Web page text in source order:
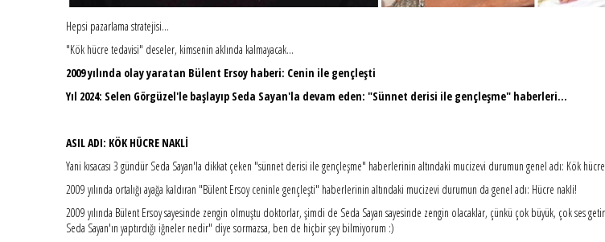
Hepsi pazarlama stratejisi...
"Kök hücre tedavisi" deseler, kimsenin aklında kalmayacak...
2009 yılında olay yaratan Bülent Ersoy haberi: Cenin ile gençleşti
Yıl 2024: Selen Görgüzel'le başlayıp Seda Sayan'la devam eden: "Sünnet derisi ile gençleşme" haberleri...
ASIL ADI: KÖK HÜCRE NAKLİ
Yani kısacası 3 gündür Seda Sayan'la dikkat çeken "sünnet derisi ile gençleşme" haberlerinin altındaki mucizevi durumun genel adı: Kök
2009 yılında ortalığı ayağa kaldıran "Bülent Ersoy ceninle gençleşti" haberlerinin altındaki mucizevi durumun da genel adı: Hücre nakli!
2009 yılında Bülent Ersoy sayesinde zengin olmuştu doktorlar, şimdi de Seda Sayan sayesinde zengin olacaklar, çünkü çok büyük, çok ses
Seda Sayan'ın yaptırdığı iğneler nedir" diye sormazsa, ben de hiçbir şey bilmiyorum :)